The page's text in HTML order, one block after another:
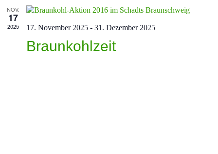
NOV.
17
2025 17. November 2025 - 31. Dezember 2025
Braunkohlzeit